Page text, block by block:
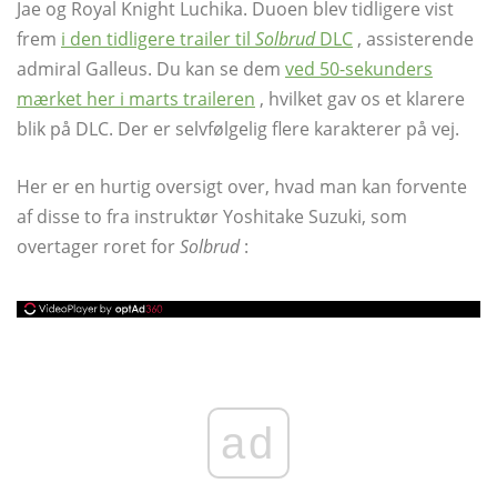
Jae og Royal Knight Luchika. Duoen blev tidligere vist
frem i den tidligere trailer til SolbrudDLC , assisterende
admiral Galleus. Du kan se dem ved 50-sekunders
mærket her i marts traileren , hvilket gav os et klarere
blik på DLC. Der er selvfølgelig flere karakterer på vej.
Her er en hurtig oversigt over, hvad man kan forvente
af disse to fra instruktør Yoshitake Suzuki, som
overtager roret forSolbrud:
ad